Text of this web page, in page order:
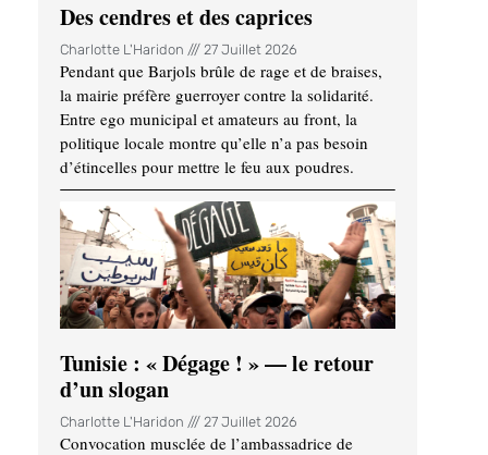
Des cendres et des caprices
Charlotte L'Haridon 27 Juillet 2026
Pendant que Barjols brûle de rage et de braises,
la mairie préfère guerroyer contre la solidarité.
Entre ego municipal et amateurs au front, la
politique locale montre qu’elle n’a pas besoin
d’étincelles pour mettre le feu aux poudres.
Tunisie : « Dégage ! » — le retour
d’un slogan
Charlotte L'Haridon 27 Juillet 2026
Convocation musclée de l’ambassadrice de